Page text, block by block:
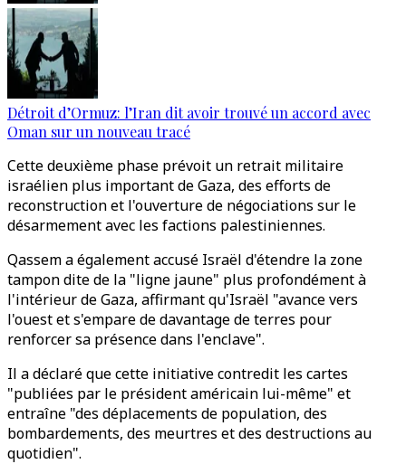
Détroit d’Ormuz: l’Iran dit avoir trouvé un accord avec
Oman sur un nouveau tracé
Cette deuxième phase prévoit un retrait militaire
israélien plus important de Gaza, des efforts de
reconstruction et l'ouverture de négociations sur le
désarmement avec les factions palestiniennes.
Qassem a également accusé Israël d'étendre la zone
tampon dite de la "ligne jaune" plus profondément à
l'intérieur de Gaza, affirmant qu'Israël "avance vers
l'ouest et s'empare de davantage de terres pour
renforcer sa présence dans l'enclave".
Il a déclaré que cette initiative contredit les cartes
"publiées par le président américain lui-même" et
entraîne "des déplacements de population, des
bombardements, des meurtres et des destructions au
quotidien".